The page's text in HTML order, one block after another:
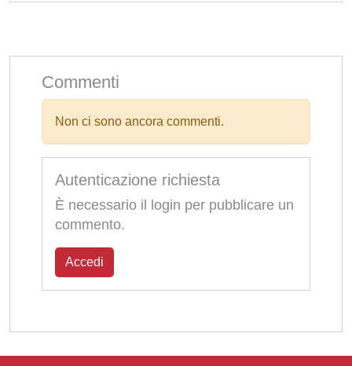
Commenti
Non ci sono ancora commenti.
Autenticazione richiesta
È necessario il login per pubblicare un
commento.
Accedi